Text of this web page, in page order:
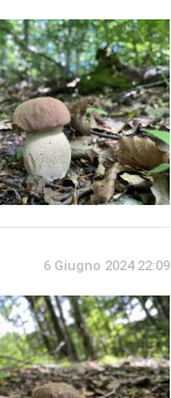
6 Giugno 2024 22:09